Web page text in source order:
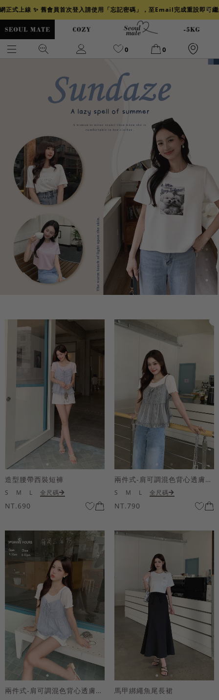
正式上線 ✨ 舊會員首次登入請使用「忘記密碼」，至Email完成重設即可
0 0
背心
透膚 小香 牛仔
襯衫 褲裙 冰感
涼感
造型腰帶西裝短褲
S M L 全尺碼
NT.690
兩件式-肩可調混色背心透膚上衣套組
S M L 全尺碼
NT.790
兩件式-肩可調混色背心透膚上衣套組 馬甲綁繩魚尾長裙